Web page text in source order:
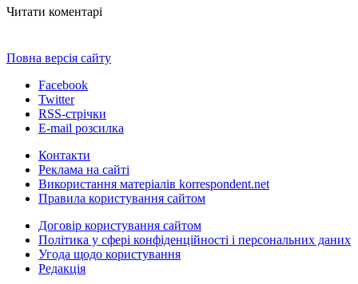
Читати коментарі
Повна версія сайту
Facebook
Twitter
RSS-стрічки
E-mail розсилка
Контакти
Реклама на сайті
Використання матеріалів korrespondent.net
Правила користування сайтом
Договір користування сайтом
Політика у сфері конфіденційності і персональних даних
Угода щодо користування
Редакція